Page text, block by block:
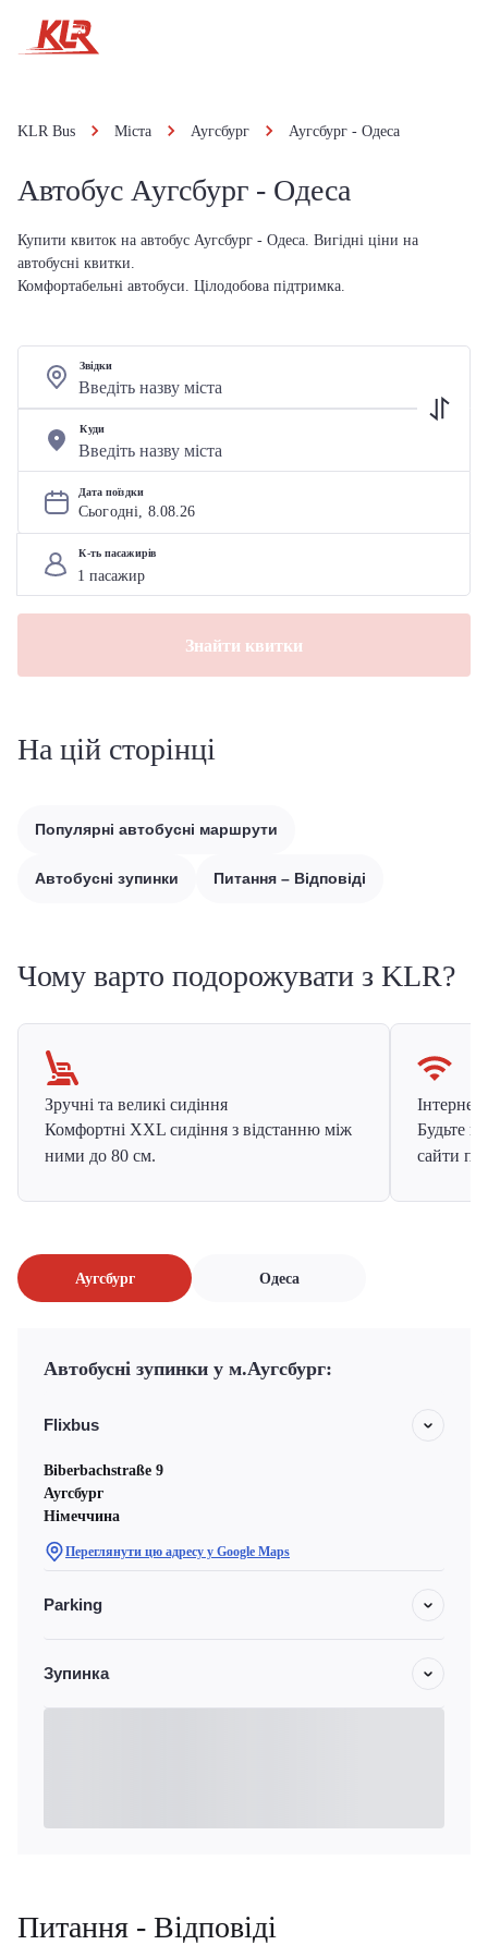
KLR Bus Міста Аугсбург Аугсбург - Одеса
Автобус Аугсбург - Одеса
Купити квиток на автобус Аугсбург - Одеса. Вигідні ціни на
автобусні квитки.
Комфортабельні автобуси. Цілодобова підтримка.
Звідки
Куди
Дата поїздки
Сьогодні, 8.08.26
К-ть пасажирів
Знайти квитки
На цій сторінці
Популярні автобусні маршрути
Автобусні зупинки Питання – Відповіді
Чому варто подорожувати з KLR?
Зручні та великі сидіння
Комфортні XXL сидіння з відстанню між
ними до 80 см.
Інтернет
Будьте
сайти
Аугсбург Одеса
Автобусні зупинки у м.Аугсбург:
Flixbus
Biberbachstraße 9
Аугсбург
Німеччина
Переглянути цю адресу у Google Maps
Parking
Зупинка
Питання - Відповіді